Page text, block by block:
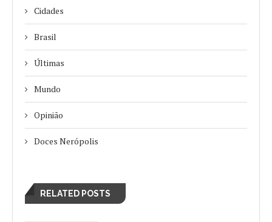
Cidades
Brasil
Últimas
Mundo
Opinião
Doces Nerópolis
RELATED POSTS